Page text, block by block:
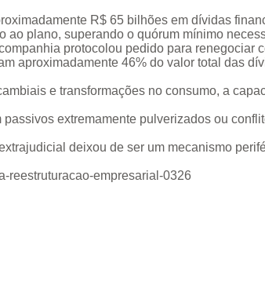
R$ 65 bilhões em dívidas
plano, superando o quórum mínimo
protocolou pedido para
aproximadamente 46% do valor total das
e transformações no consumo, a
extremamente pulverizados ou
deixou de ser um mecanismo
reestruturacao-empresarial-0326